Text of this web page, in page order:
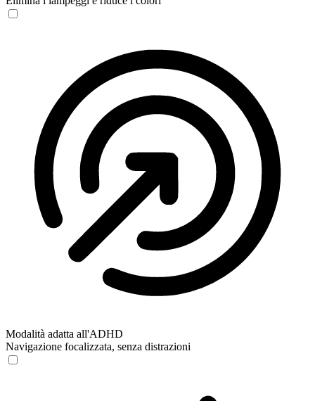
Modalità adatta all'ADHD
Navigazione focalizzata, senza distrazioni